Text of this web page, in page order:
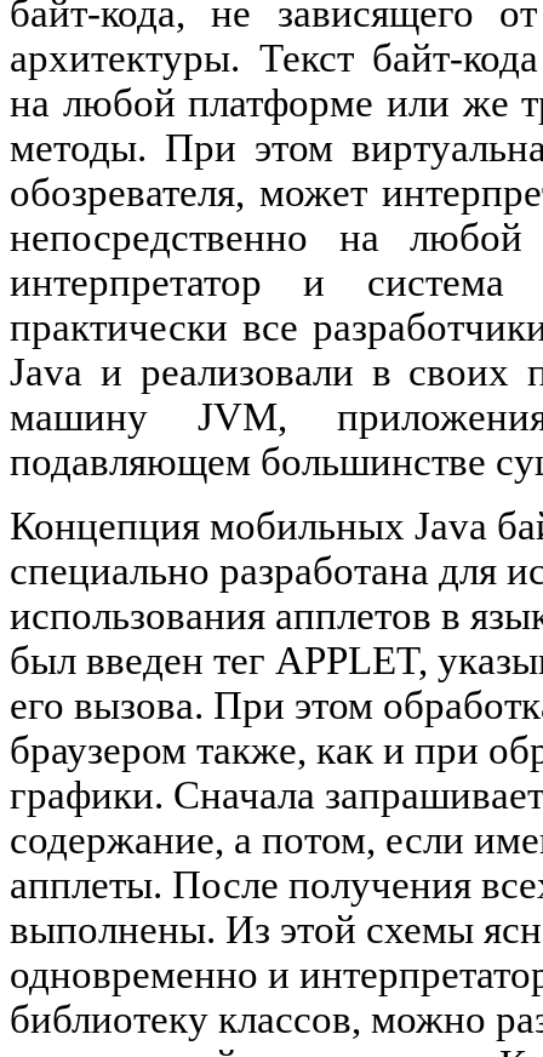
байт-кода, не зависящего
архитектуры. Текст байт-
на любой платформе или же
методы. При этом
обозревателя, может
непосредственно на
интерпретатор и
практически все
Java и реализовали в своих
машину JVM,
подавляющем большинстве
Концепция мобильных Java
специально разработана для
использования апплетов в
был введен тег APPLET,
его вызова. При этом
браузером также, как и при
графики. Сначала
содержание, а потом, если
апплеты. После получения
выполнены. Из этой схемы
одновременно и
библиотеку классов, можно